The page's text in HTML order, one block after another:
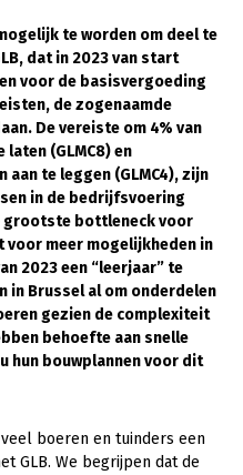
onderwijs
te worden om deel te
dat in 2023 van start
voor de basisvergoeding
de zogenaamde
De vereiste om 4% van
(GLMC8) en
te leggen (GLMC4), zijn
in de bedrijfsvoering
grootste bottleneck voor
voor meer mogelijkheden in
2023 een “leerjaar” te
in Brussel al om onderdelen
gezien de complexiteit
behoefte aan snelle
hun bouwplannen voor dit
boeren en tuinders een
GLB. We begrijpen dat de